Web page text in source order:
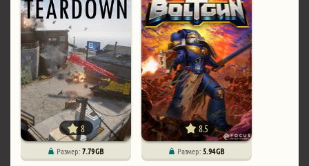
8
Размер:7.79 GB
8.5
Размер:5.94 GB